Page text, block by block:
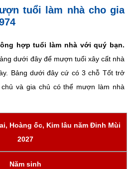
tuổi làm nhà cho gia
hợp tuổi làm nhà với quý bạn.
dưới đây để mượn tuổi xây cất nhà
Bảng dưới đây cứ có 3 chỗ Tốt trở
và gia chủ có thể mượn làm nhà
Hoàng ốc, Kim lâu năm Đinh Mùi
2027
Năm sinh